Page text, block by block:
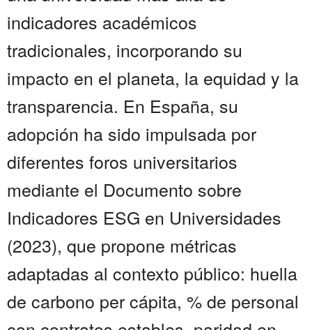
indicadores académicos
tradicionales, incorporando su
impacto en el planeta, la equidad y la
transparencia. En España, su
adopción ha sido impulsada por
diferentes foros universitarios
mediante el Documento sobre
Indicadores ESG en Universidades
(2023), que propone métricas
adaptadas al contexto público: huella
de carbono per cápita, % de personal